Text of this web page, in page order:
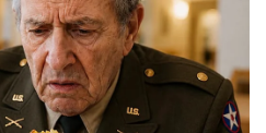
കാറിൽ സ്ഫോടനം
നിർമിത ഓറസ്
.